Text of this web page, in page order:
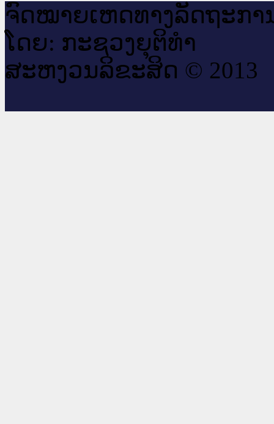
ຈົດ​ໝາຍ​ເຫດ​ທາງ​ລັດ​ຖະ​ກາ
ໂດຍ: ກະ​ຊວງຍຸ​ຕິ​ທຳ
ສະ​ຫງວນ​ລິ​ຂະ​ສິດ © 2013